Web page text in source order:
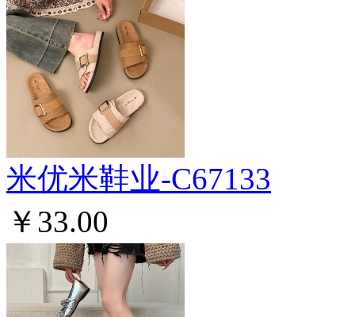
米优米鞋业-C67133
￥33.00